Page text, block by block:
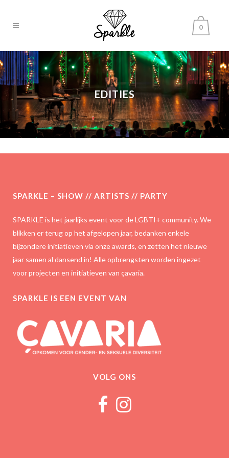
0
EDITIES
SPARKLE – SHOW // ARTISTS // PARTY
SPARKLE is het jaarlijks event voor de LGBTI+ community. We
blikken er terug op het afgelopen jaar, bedanken enkele
bijzondere initiatieven via onze awards, en zetten het nieuwe
jaar samen al dansend in! Alle opbrengsten worden ingezet
voor projecten en initiatieven van çavaria.
SPARKLE IS EEN EVENT VAN
VOLG ONS